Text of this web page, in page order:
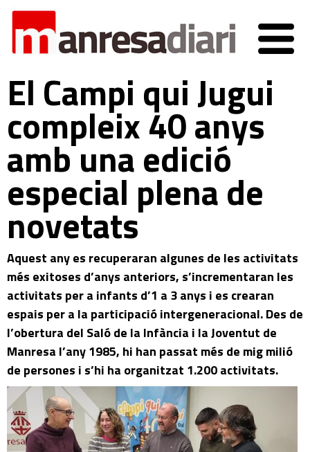
El Campi qui Jugui
compleix 40 anys
amb una edició
especial plena de
novetats
Aquest any es recuperaran algunes de les activitats
més exitoses d’anys anteriors, s’incrementaran les
activitats per a infants d’1 a 3 anys i es crearan
espais per a la participació intergeneracional. Des de
l’obertura del Saló de la Infància i la Joventut de
Manresa l’any 1985, hi han passat més de mig milió
de persones i s’hi ha organitzat 1.200 activitats.